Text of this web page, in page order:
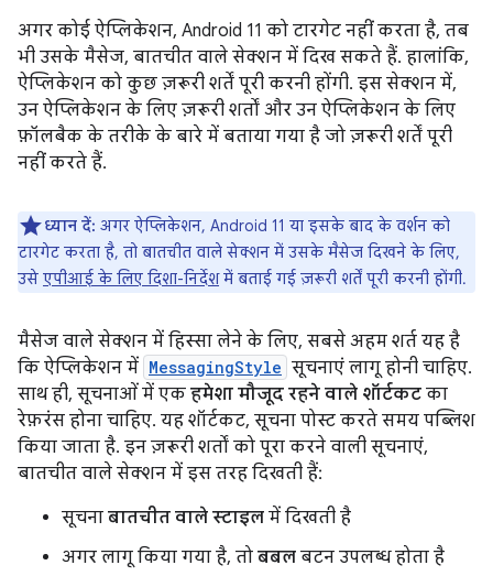
अगर कोई ऐप्लिकेशन, Android 11 को टारगेट नहीं करता है, तब
भी उसके मैसेज, बातचीत वाले सेक्शन में दिख सकते हैं. हालांकि,
ऐप्लिकेशन को कुछ ज़रूरी शर्तें पूरी करनी होंगी. इस सेक्शन में,
उन ऐप्लिकेशन के लिए ज़रूरी शर्तों और उन ऐप्लिकेशन के लिए
फ़ॉलबैक के तरीके के बारे में बताया गया है जो ज़रूरी शर्तें पूरी
नहीं करते हैं.
ध्यान दें: अगर ऐप्लिकेशन, Android 11 या इसके बाद के वर्शन को
टारगेट करता है, तो बातचीत वाले सेक्शन में उसके मैसेज दिखने के लिए,
उसे एपीआई के लिए दिशा-निर्देशमें बताई गई ज़रूरी शर्तें पूरी करनी होंगी.
मैसेज वाले सेक्शन में हिस्सा लेने के लिए, सबसे अहम शर्त यह है
कि ऐप्लिकेशन में MessagingStyle सूचनाएं लागू होनी चाहिए.
साथ ही, सूचनाओं में एक हमेशा मौजूद रहने वाले शॉर्टकट का
रेफ़रंस होना चाहिए. यह शॉर्टकट, सूचना पोस्ट करते समय पब्लिश
किया जाता है. इन ज़रूरी शर्तों को पूरा करने वाली सूचनाएं,
बातचीत वाले सेक्शन में इस तरह दिखती हैं:
सूचना बातचीत वाले स्टाइल में दिखती है
अगर लागू किया गया है, तो बबल बटन उपलब्ध होता है